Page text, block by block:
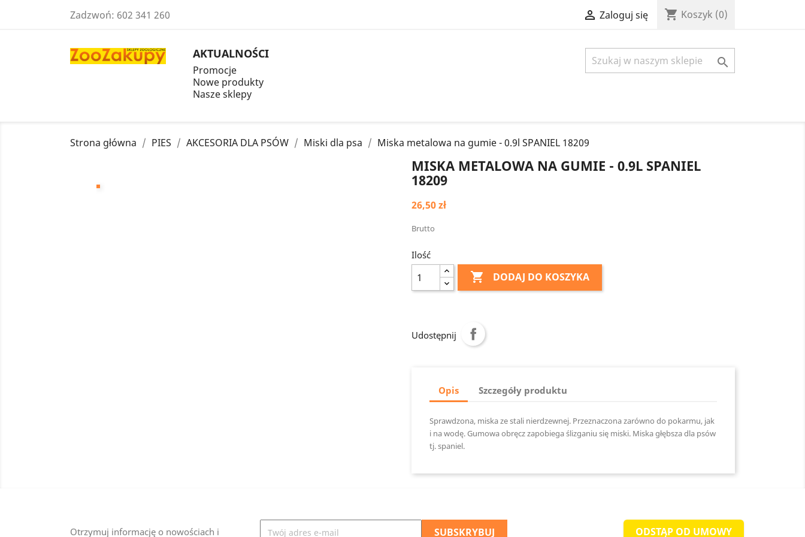
Zadzwoń: 602 341 260  Zaloguj się shopping_cart Koszyk (0)
AKTUALNOŚCI
Promocje
Nowe produkty
Nasze sklepy

Strona główna PIES AKCESORIA DLA PSÓW Miski dla psa Miska metalowa na gumie - 0.9l SPANIEL 18209
MISKA METALOWA NA GUMIE - 0.9L SPANIEL
18209
26,50 zł
Brutto
Ilość
 DODAJ DO KOSZYKA
Udostępnij
Opis Szczegóły produktu
Sprawdzona, miska ze stali nierdzewnej. Przeznaczona zarówno do pokarmu, jak
i na wodę. Gumowa obręcz zapobiega ślizganiu się miski. Miska głębsza dla psów
tj. spaniel.
Otrzymuj informację o nowościach i ODSTĄP OD UMOWY